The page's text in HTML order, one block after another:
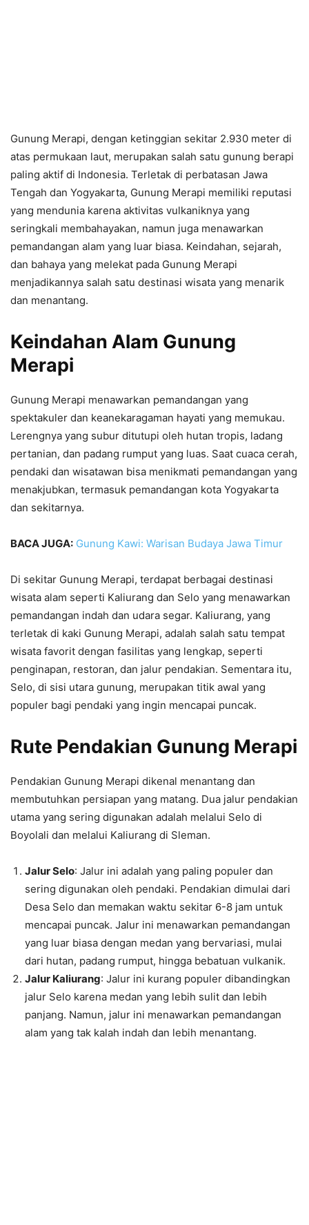
Gunung Merapi, dengan ketinggian sekitar 2.930 meter di
atas permukaan laut, merupakan salah satu gunung berapi
paling aktif di Indonesia. Terletak di perbatasan Jawa
Tengah dan Yogyakarta, Gunung Merapi memiliki reputasi
yang mendunia karena aktivitas vulkaniknya yang
seringkali membahayakan, namun juga menawarkan
pemandangan alam yang luar biasa. Keindahan, sejarah,
dan bahaya yang melekat pada Gunung Merapi
menjadikannya salah satu destinasi wisata yang menarik
dan menantang.
Keindahan Alam Gunung
Merapi
Gunung Merapi menawarkan pemandangan yang
spektakuler dan keanekaragaman hayati yang memukau.
Lerengnya yang subur ditutupi oleh hutan tropis, ladang
pertanian, dan padang rumput yang luas. Saat cuaca cerah,
pendaki dan wisatawan bisa menikmati pemandangan yang
menakjubkan, termasuk pemandangan kota Yogyakarta
dan sekitarnya.
BACA JUGA: Gunung Kawi: Warisan Budaya Jawa Timur
Di sekitar Gunung Merapi, terdapat berbagai destinasi
wisata alam seperti Kaliurang dan Selo yang menawarkan
pemandangan indah dan udara segar. Kaliurang, yang
terletak di kaki Gunung Merapi, adalah salah satu tempat
wisata favorit dengan fasilitas yang lengkap, seperti
penginapan, restoran, dan jalur pendakian. Sementara itu,
Selo, di sisi utara gunung, merupakan titik awal yang
populer bagi pendaki yang ingin mencapai puncak.
Rute Pendakian Gunung Merapi
Pendakian Gunung Merapi dikenal menantang dan
membutuhkan persiapan yang matang. Dua jalur pendakian
utama yang sering digunakan adalah melalui Selo di
Boyolali dan melalui Kaliurang di Sleman.
Jalur Selo: Jalur ini adalah yang paling populer dan
sering digunakan oleh pendaki. Pendakian dimulai dari
Desa Selo dan memakan waktu sekitar 6-8 jam untuk
mencapai puncak. Jalur ini menawarkan pemandangan
yang luar biasa dengan medan yang bervariasi, mulai
dari hutan, padang rumput, hingga bebatuan vulkanik.
Jalur Kaliurang: Jalur ini kurang populer dibandingkan
jalur Selo karena medan yang lebih sulit dan lebih
panjang. Namun, jalur ini menawarkan pemandangan
alam yang tak kalah indah dan lebih menantang.